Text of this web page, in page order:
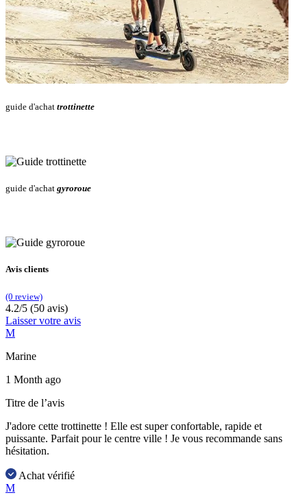
guide d'achat trottinette
guide d'achat gyroroue
Avis clients
(0 review)
4.2/5 (50 avis)
Laisser votre avis
M
Marine
1 Month ago
Titre de l’avis
J'adore cette trottinette ! Elle est super confortable, rapide et
puissante. Parfait pour le centre ville ! Je vous recommande sans
hésitation.
Achat vérifié
M